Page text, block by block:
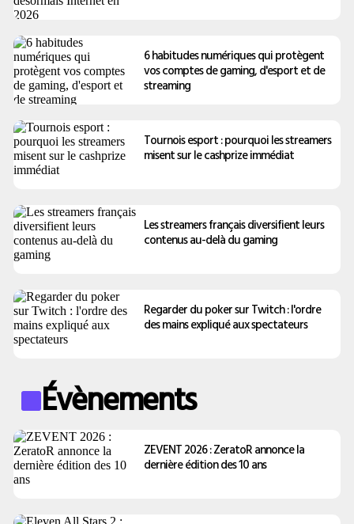
6 habitudes numériques qui protègent
vos comptes de gaming, d'esport et de
streaming
Tournois esport : pourquoi les streamers
misent sur le cashprize immédiat
Les streamers français diversifient leurs
contenus au-delà du gaming
Regarder du poker sur Twitch : l'ordre
des mains expliqué aux spectateurs
Évènements
ZEVENT 2026 : ZeratoR annonce la
dernière édition des 10 ans